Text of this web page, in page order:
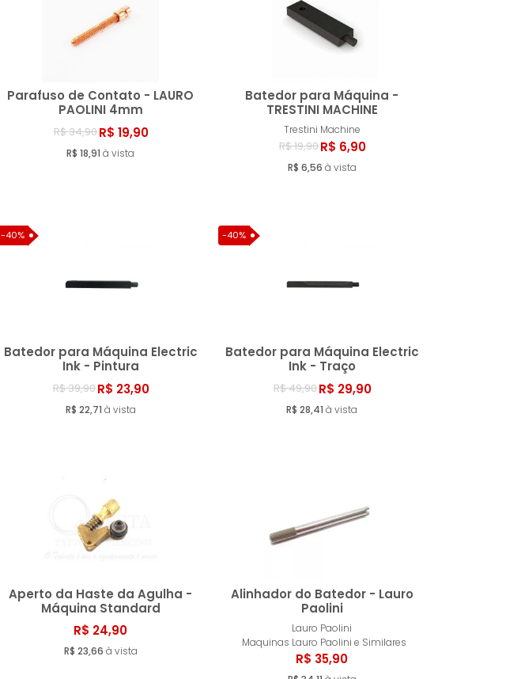
Parafuso de Contato - LAURO
PAOLINI 4mm
R$ 34,90R$ 19,90
R$ 18,91 à vista
Comprar
Batedor para Máquina -
TRESTINI MACHINE
Trestini Machine
R$ 19,90R$ 6,90
R$ 6,56 à vista
Comprar
-40%
Batedor para Máquina Electric
Ink - Pintura
R$ 39,90R$ 23,90
R$ 22,71 à vista
Comprar
-40%
Batedor para Máquina Electric
Ink - Traço
R$ 49,90R$ 29,90
R$ 28,41 à vista
Comprar
Aperto da Haste da Agulha -
Máquina Standard
R$ 24,90
R$ 23,66 à vista
Comprar
Alinhador do Batedor - Lauro
Paolini
Lauro Paolini
Maquinas Lauro Paolini e Similares
R$ 35,90
Comprar